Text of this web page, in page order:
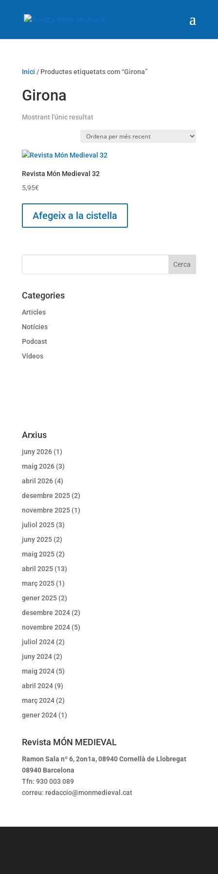
Inici / Productes etiquetats com “Girona”
Girona
Mostrant l'únic resultat
Revista Món Medieval 32
5,95€
Afegeix a la cistella
Categories
Articles
Notícies
Podcast
Vídeos
Arxius
juny 2026(1)
maig 2026(3)
abril 2026(4)
desembre 2025(2)
novembre 2025(1)
juliol 2025(3)
juny 2025(2)
maig 2025(2)
abril 2025(13)
març 2025(1)
gener 2025(2)
desembre 2024(2)
novembre 2024(5)
juliol 2024(2)
juny 2024(2)
maig 2024(5)
abril 2024(9)
març 2024(2)
gener 2024(1)
Revista MÓN MEDIEVAL
Ramon Sala nº 6, 2on1a, 08940 Cornellà de Llobregat
08940 Barcelona
Tfn: 930 003 089
correu: redaccio@monmedieval.cat